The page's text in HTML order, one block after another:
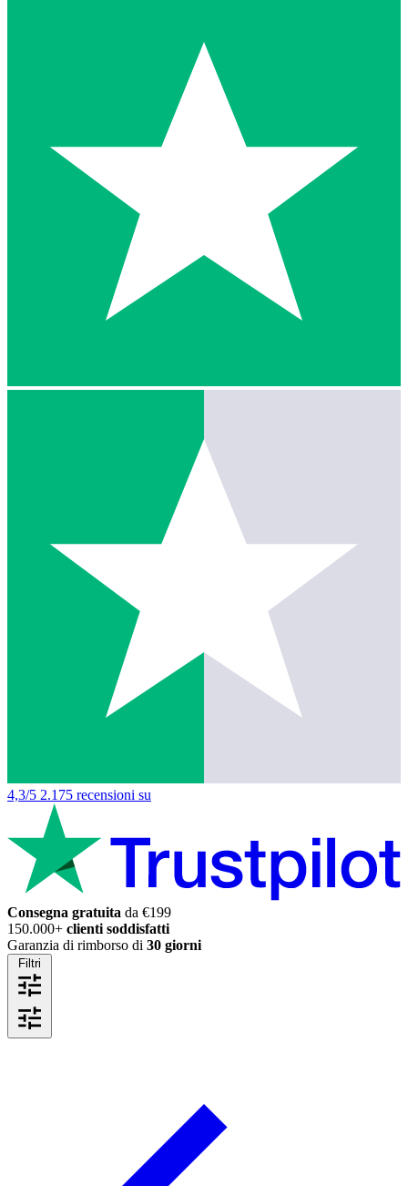
4,3/5 2.175 recensioni su
Consegna gratuita da €199
150.000+ clienti soddisfatti
Garanzia di rimborso di 30 giorni
Filtri